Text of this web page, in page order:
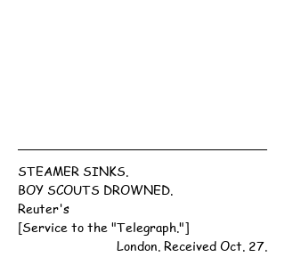
STEAMER SINKS.
BOY SCOUTS DROWNED.
Reuter's
[Service to the "Telegraph."]
London. Received Oct. 27.